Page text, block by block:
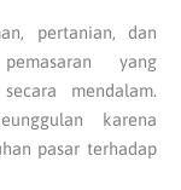
pertanian, dan
yang
mendalam.
karena
pasar terhadap